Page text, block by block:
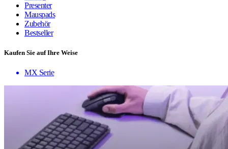
Presenter
Mauspads
Zubehör
Bestseller
Kaufen Sie auf Ihre Weise
MX Serie